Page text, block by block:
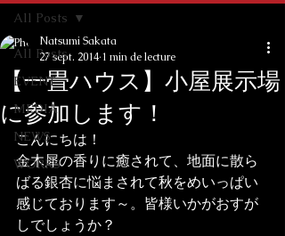
All Posts
EVENT
MEDIA
NEWS
WORKS
All Posts
【一畳ハウス】小屋展示場
に参加します！
Natsumi Sakata
27 sept. 2014 1 min de lecture
こんにちは！
金木犀の香りに癒されて、地面に散ら
ばる銀杏に悩まされて秋をめいっぱい
感じております～。皆様いかがおすが
しでしょうか？